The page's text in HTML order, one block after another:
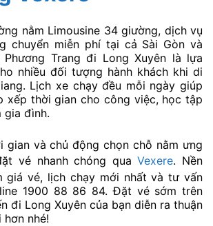
nằm Limousine 34 giường, dịch vụ
chuyển miễn phí tại cả Sài Gòn và
Phương Trang đi Long Xuyên là lựa
nhiều đối tượng hành khách khi di
Lịch xe chạy đều mỗi ngày giúp
xếp thời gian cho công việc, học tập
gia đình.
và chủ động chọn chỗ nằm ưng
vé nhanh chóng quaVexere. Nền
giá vé, lịch chạy mới nhất và tư vấn
1900 88 86 84. Đặt vé sớm trên
đi Long Xuyên của bạn diễn ra thuận
nhé!